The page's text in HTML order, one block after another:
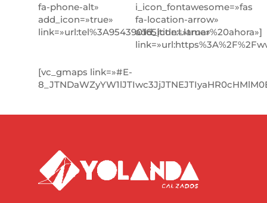
fa-phone-alt»
add_icon=»true»
link=»url:tel%3A954390165|title:Llamar%20ahora»]
i_icon_fontawesome=»fas
fa-location-arrow»
add_icon=»true»
[vc_gmaps link=»#E-